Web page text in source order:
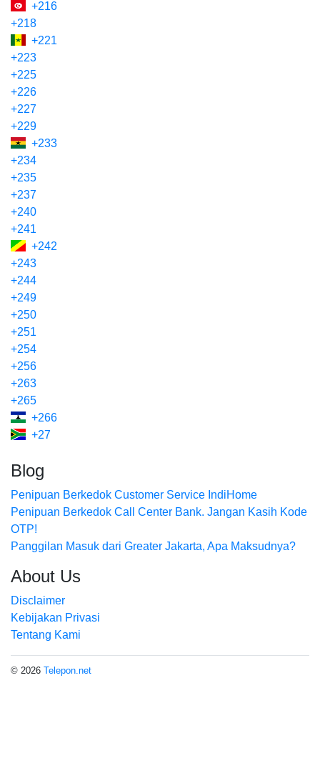
+216
+218
+221
+223
+225
+226
+227
+229
+233
+234
+235
+237
+240
+241
+242
+243
+244
+249
+250
+251
+254
+256
+263
+265
+266
+27
Blog
Penipuan Berkedok Customer Service IndiHome
Penipuan Berkedok Call Center Bank. Jangan Kasih Kode
OTP!
Panggilan Masuk dari Greater Jakarta, Apa Maksudnya?
About Us
Disclaimer
Kebijakan Privasi
Tentang Kami
© 2026 Telepon.net